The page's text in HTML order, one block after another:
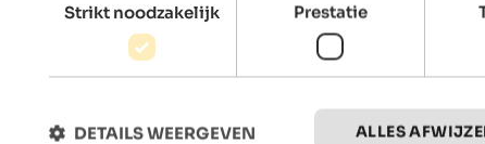
Strikt noodzakelijk Prestatie
ALLES
DETAILS WEERGEVEN